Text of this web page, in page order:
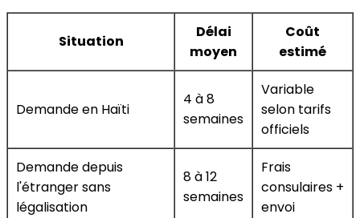
Situation
Délai
moyen
Coût
estimé
Demande en Haïti
4 à 8
semaines
Variable
selon tarifs
officiels
Demande depuis
l'étranger sans
légalisation
8 à 12
semaines
Frais
consulaires +
envoi